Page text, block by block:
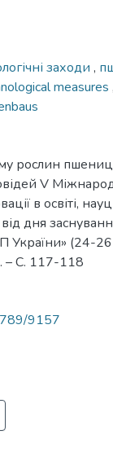
заходи ,
measures ,
рослин
V
в освіті,
дня
України» (24-26
– С. 117-118
9157